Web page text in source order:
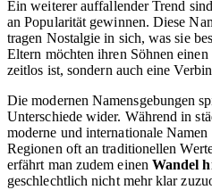
Ein weiterer auffallender Trend sind
an Popularität gewinnen. Diese
tragen Nostalgie in sich, was sie
Eltern möchten ihren Söhnen
zeitlos ist, sondern auch eine
Die modernen Namensgebungen
Unterschiede wider. Während in
moderne und internationale
Regionen oft an traditionellen
erfährt man zudem einen Wandel
geschlechtlich nicht mehr klar